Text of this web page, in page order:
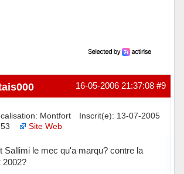
#9
16-05-2006 21:37:08
Montfort
Inscrit(e): 13-07-2005
Site Web
Sallimi le mec qu'a marqu? contre la
2002?